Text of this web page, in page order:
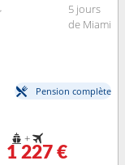
5 jours
de Miami
Pension complète
+
1 227 €